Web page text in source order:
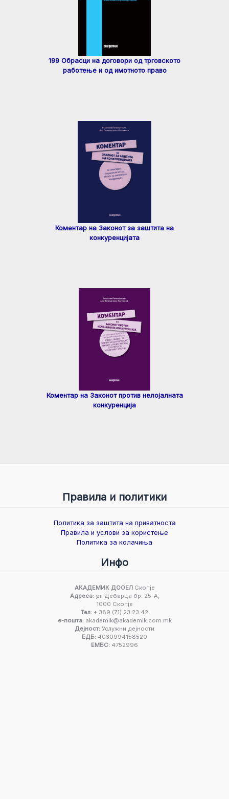
199 Обрасци на договори од трговското
работење и од имотното право
Коментар на Законот за заштита на
конкуренцијата
Коментар на Законот против нелојалната
конкуренција
Правила и политики
Политика за заштита на приватноста
Правила и услови за користење
Политика за колачиња
Инфо
АКАДЕМИК ДООЕЛСкопје
Адреса:ул. Дебарца бр. 25-А,
1000 Скопје
Тел: + 389 (71) 23 23 42
е-пошта:akademik@akademik.com.mk
Дејност: Услужни дејности
ЕДБ: 4030994158520
ЕМБС: 4752996